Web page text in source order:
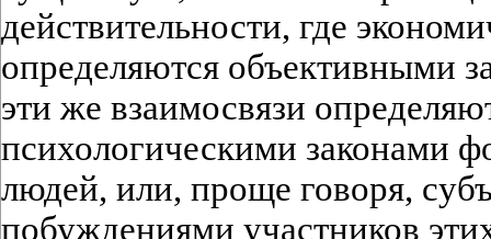
действительности, где
определяются объективными
эти же взаимосвязи
психологическими законами
людей, или, проще говоря,
побуждениями участников